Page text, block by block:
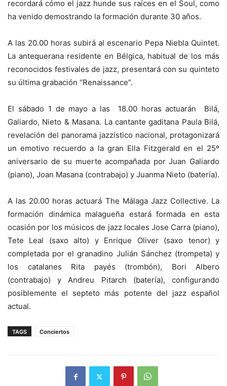
recordará cómo el jazz hunde sus raíces en el Soul, como
ha venido demostrando la formación durante 30 años.
A las 20.00 horas subirá al escenario Pepa Niebla Quintet.
La antequerana residente en Bélgica, habitual de los más
reconocidos festivales de jazz, presentará con su quinteto
su última grabación “Renaissance”.
El sábado 1 de mayo a las 18.00 horas actuarán Bilá,
Galiardo, Nieto & Masana. La cantante gaditana Paula Bilá,
revelación del panorama jazzístico nacional, protagonizará
un emotivo recuerdo a la gran Ella Fitzgerald en el 25º
aniversario de su muerte acompañada por Juan Galiardo
(piano), Joan Masana (contrabajo) y Juanma Nieto (batería).
A las 20.00 horas actuará The Málaga Jazz Collective. La
formación dinámica malagueña estará formada en esta
ocasión por los músicos de jazz locales Jose Carra (piano),
Tete Leal (saxo alto) y Enrique Oliver (saxo tenor) y
completada por el granadino Julián Sánchez (trompeta) y
los catalanes Rita payés (trombón), Bori Albero
(contrabajo) y Andreu Pitarch (batería), configurando
posiblemente el septeto más potente del jazz español
actual.
TAGS Conciertos